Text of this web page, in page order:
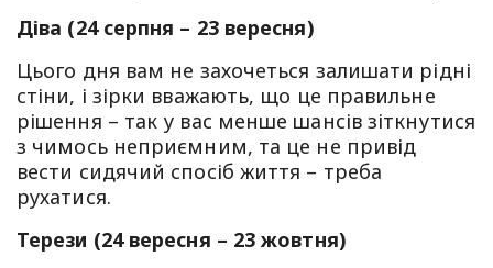
Діва (24 серпня – 23 вересня)
Цього дня вам не захочеться залишати рідні
стіни, і зірки вважають, що це правильне
рішення – так у вас менше шансів зіткнутися
з чимось неприємним, та це не привід
вести сидячий спосіб життя – треба
рухатися.
Терези (24 вересня – 23 жовтня)